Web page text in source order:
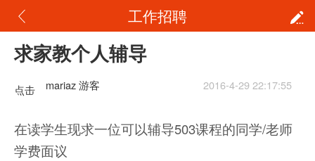
工作招聘
求家教个人辅导
点击
加载
mariaz 游客 2016-4-29 22:17:55
在读学生现求一位可以辅导503课程的同学/老师
学费面议